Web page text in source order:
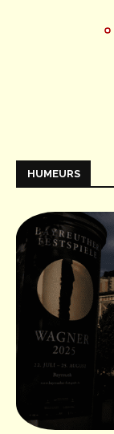
HUMEURS